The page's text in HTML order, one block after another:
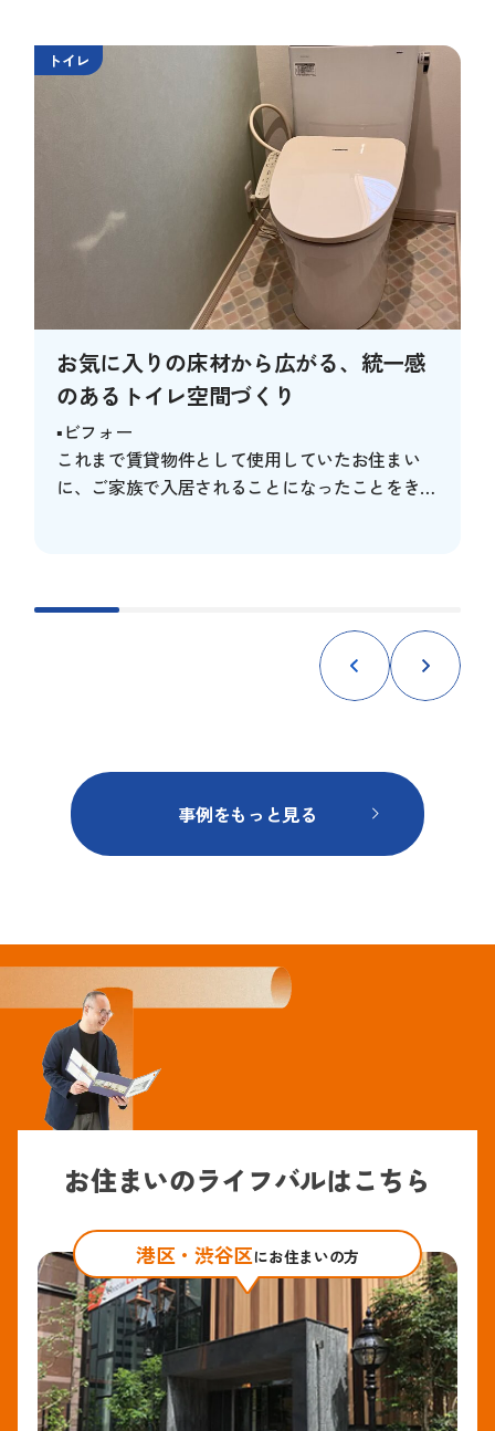
トイレ
お気に入りの床材から広がる、統一感
のあるトイレ空間づくり
▪ビフォー
これまで賃貸物件として使用していたお住まい
に、ご家族で入居されることになったことをきっ
トイレは、将来的な温水便座の交換がしやすいよ
はそれぞれ異なる色のクッションフロアを採用
し、
床の色味に合わせてアクセントクロスをコーディ
取れた、統一感のある素敵なトイレ空間が完成し
ました。
奥様が床のクッションフロアの柄を一目見て気に
入っていただき、壁紙もスムーズに決めることが
できました。
TOTO製 ピュアレストQR便器・タンク
住宅用火災（煙式）・ガス・CO警報器電池式
内装工事
玄関ドアシリンダー
事例をもっと見る
お住まいのライフバルはこちら
港区・渋谷区にお住まいの方